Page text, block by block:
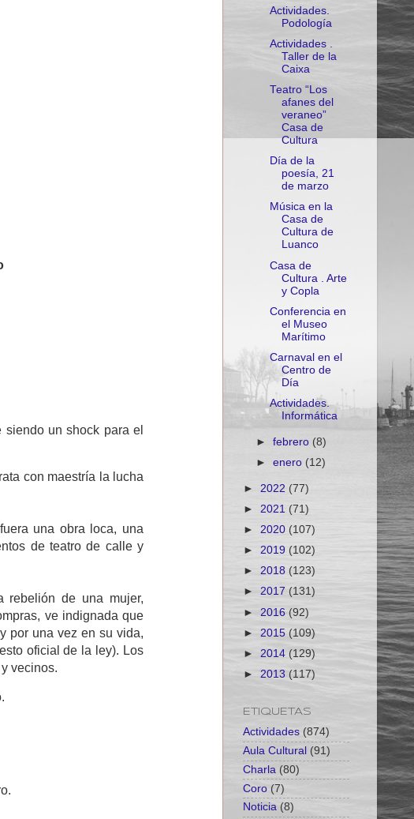
un shock para el
con maestría la lucha
una obra loca, una
de teatro de calle y
rebelión de una mujer,
ve indignada que
por una vez en su vida,
oficial de la ley). Los
vecinos.
Actividades.
Podología
Actividades .
Taller de la
Caixa
Teatro “Los
afanes del
veraneo”
Casa de
Cultura
Día de la
poesía, 21
de marzo
Música en la
Casa de
Cultura de
Luanco
Casa de
Cultura . Arte
y Copla
Conferencia en
el Museo
Marítimo
Carnaval en el
Centro de
Día
Actividades.
Informática
►febrero(8)
►enero (12)
► 2022 (77)
► 2021 (71)
► 2020 (107)
► 2019 (102)
► 2018 (123)
► 2017 (131)
► 2016 (92)
► 2015 (109)
► 2014 (129)
► 2013 (117)
ETIQUETAS
Actividades (874)
Aula Cultural (91)
Charla (80)
Coro (7)
Noticia (8)